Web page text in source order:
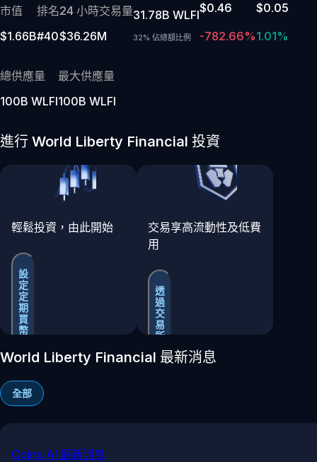
市值
$1.66B
排名
#40
24 小時交易量
$36.26M
31.78B WLFI
32% 佔總額比例
$0.46
-782.66%
$0.05
1.01%
總供應量
100B WLFI
最大供應量
100B WLFI
進行 World Liberty Financial 投資
輕鬆投資，由此開始
設
定
定
期
買
幣
交易享高流動性及低費
用
透
過
交
易
所
賣
World Liberty Financial 最新消息
全部
Coins AI 最新消息